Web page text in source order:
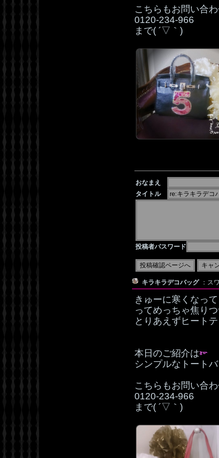
こちらもお問い合
0120‐234‐966
まで( ´▽｀)
おなまえ
タイトル
投稿者パスワード
キラキラデコバッグ ：ス
きゅーに寒くなっ
ってめっちゃ焦り
とりあえずヒート
本日のご紹介は
シンプルなトート
こちらもお問い合
0120‐234‐966
まで( ´▽｀)